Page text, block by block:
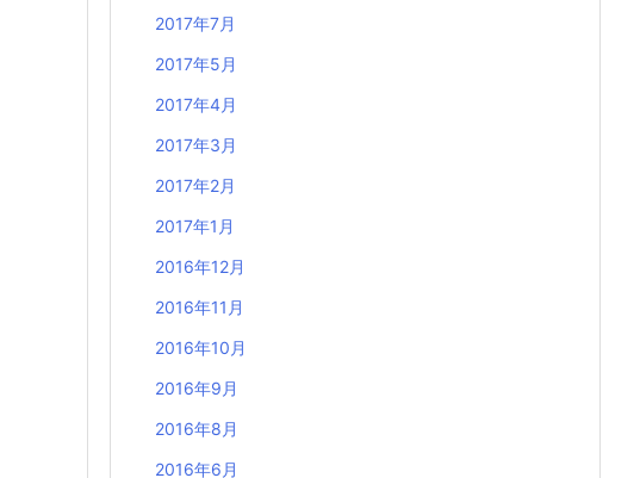
2017年7月
2017年5月
2017年4月
2017年3月
2017年2月
2017年1月
2016年12月
2016年11月
2016年10月
2016年9月
2016年8月
2016年6月